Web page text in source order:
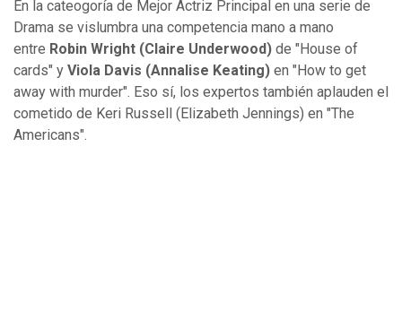
En la cateogoría de Mejor Actriz Principal en una serie de
Drama se vislumbra una competencia mano a mano
entre Robin Wright (Claire Underwood) de "House of
cards" y Viola Davis (Annalise Keating) en "How to get
away with murder". Eso sí, los expertos también aplauden el
cometido de Keri Russell (Elizabeth Jennings) en "The
Americans".